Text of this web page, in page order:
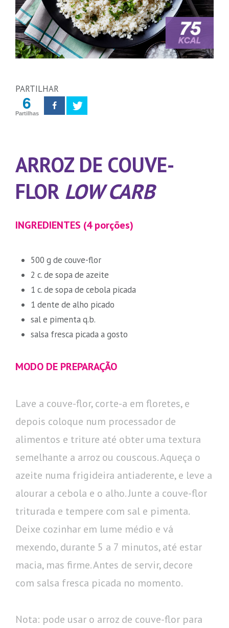
PARTILHAR
6
Partilhas
ARROZ DE COUVE-
FLOR LOW CARB
INGREDIENTES (4 porções)
500 g de couve-flor
2 c. de sopa de azeite
1 c. de sopa de cebola picada
1 dente de alho picado
sal e pimenta q.b.
salsa fresca picada a gosto
MODO DE PREPARAÇÃO
Lave a couve-flor, corte-a em floretes, e
depois coloque num processador de
alimentos e triture até obter uma textura
semelhante a arroz ou couscous. Aqueça o
azeite numa frigideira antiaderente, e leve a
alourar a cebola e o alho. Junte a couve-flor
triturada e tempere com sal e pimenta.
Deixe cozinhar em lume médio e vá
mexendo, durante 5 a 7 minutos, até estar
macia, mas firme. Antes de servir, decore
com salsa fresca picada no momento.
Nota: pode usar o arroz de couve-flor para